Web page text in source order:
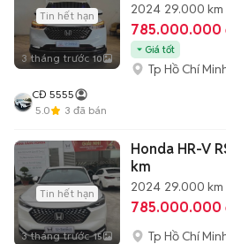
Tin hết hạn
3 tháng trước 10
2024 29.000 km
785.000.000
Giá tốt
Tp Hồ Chí
CĐ 5555
5.0
3 đã bán
Tin hết hạn
3 tháng trước 15
Honda HR-V
km
2024 29.000 km
785.000.000
Tp Hồ Chí